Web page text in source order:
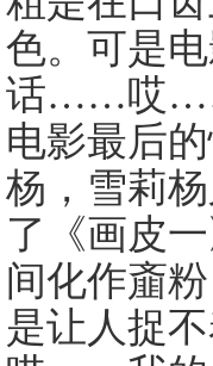
色。可是
话……哎
电影最后
杨，雪莉
了《画皮
间化作齑
是让人捉